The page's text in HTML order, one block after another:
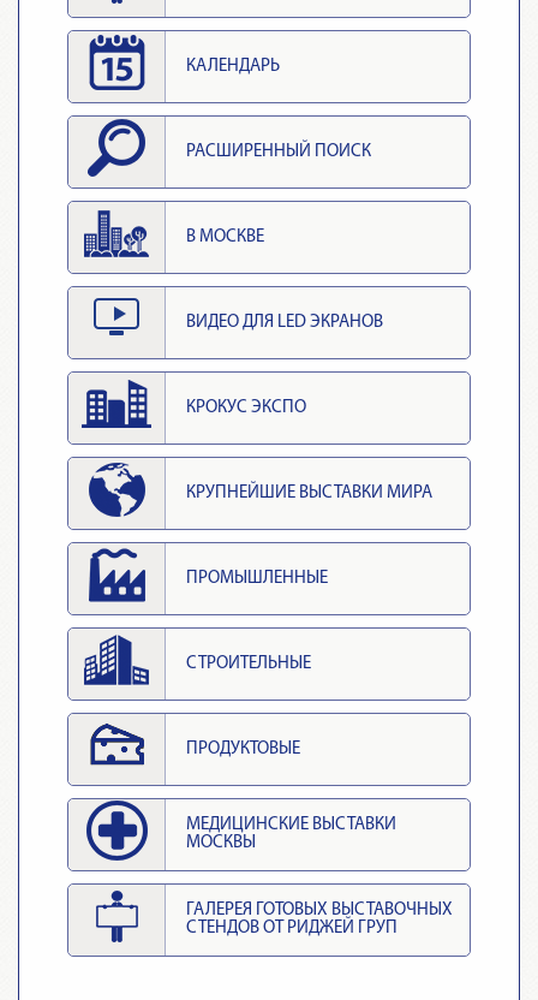
КАЛЕНДАРЬ
РАСШИРЕННЫЙ ПОИСК
В МОСКВЕ
ВИДЕО ДЛЯ LED ЭКРАНОВ
КРОКУС ЭКСПО
КРУПНЕЙШИЕ ВЫСТАВКИ МИРА
ПРОМЫШЛЕННЫЕ
СТРОИТЕЛЬНЫЕ
ПРОДУКТОВЫЕ
МЕДИЦИНСКИЕ ВЫСТАВКИ
МОСКВЫ
ГАЛЕРЕЯ ГОТОВЫХ ВЫСТАВОЧНЫХ
СТЕНДОВ ОТ РИДЖЕЙ ГРУП